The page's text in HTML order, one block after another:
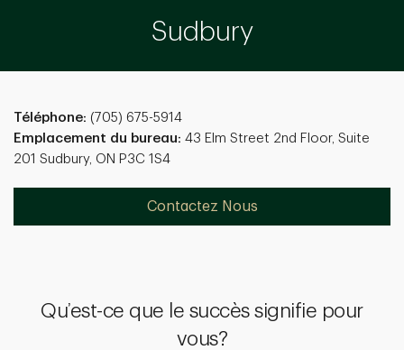
Sudbury
Téléphone: (705) 675-5914
Emplacement du bureau: 43 Elm Street 2nd Floor, Suite
201 Sudbury, ON P3C 1S4
Contactez Nous
Qu’est-ce que le succès signifie pour
vous?